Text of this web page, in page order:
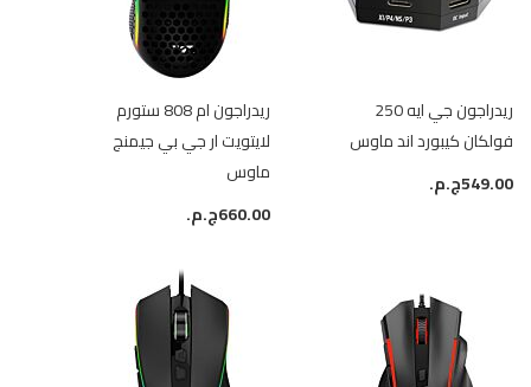
ريدراجون جي ايه 250
فولكان كيبورد اند ماوس
549.00ج.م.‏
ريدراجون ام 808 ستورم
لايتويت ار جي بي جيمنج
ماوس
660.00ج.م.‏